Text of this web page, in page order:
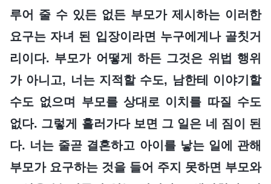
루어 줄 수 있든 없든 부모가 제시하는 이러한
요구는 자녀 된 입장이라면 누구에게나 골칫거
리이다. 부모가 어떻게 하든 그것은 위법 행위
가 아니고, 너는 지적할 수도, 남한테 이야기할
수도 없으며 부모를 상대로 이치를 따질 수도
없다. 그렇게 흘러가다 보면 그 일은 네 짐이 된
다. 너는 줄곧 결혼하고 아이를 낳는 일에 관해
부모가 요구하는 것을 들어 주지 못하면 부모와